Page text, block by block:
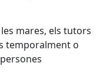
mares, els tutors
temporalment o